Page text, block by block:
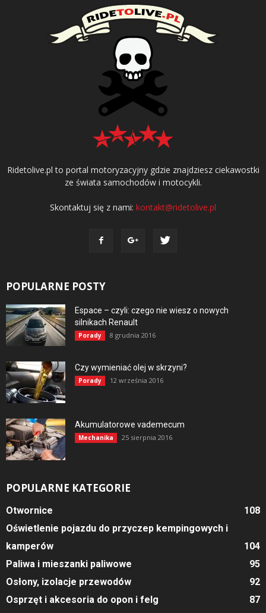
Ridetolive.pl to portal motoryzacyjny gdzie znajdziesz ciekawostki
ze świata samochodów i motocykli.
Skontaktuj się z nami: kontakt@ridetolive.pl
POPULARNE POSTY
Espace – czyli: czego nie wiesz o nowych
silnikach Renault
Porady 8 grudnia 2016
Czy wymieniać olej w skrzyni?
Porady 12 września 2016
Akumulatorowe vademecum
Mechanika 25 sierpnia 2016
POPULARNE KATEGORIE
Otwornice
108
Oświetlenie pojazdu do przyczep kempingowych i
kamperów
104
Paliwa i mieszanki paliwowe
95
Osłony, izolacje przewodów
92
Osprzęt i akcesoria do opon i felg
87